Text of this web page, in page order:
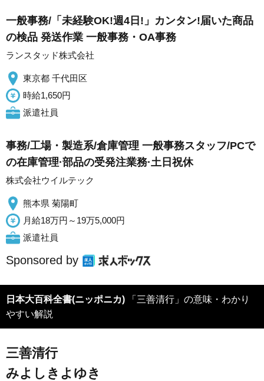
一般事務/「未経験OK!週4日!」カンタン!届いた商品
の検品 発送作業 一般事務・OA事務
ランスタッド株式会社
東京都 千代田区
時給1,650円
派遣社員
事務/工場・製造系/倉庫管理 一般事務スタッフ/PCで
の在庫管理·部品の受発注業務·土日祝休
株式会社ウイルテック
熊本県 菊陽町
月給18万円～19万5,000円
派遣社員
Sponsored by
日本大百科全書(ニッポニカ)
やすい解説
三善清行
みよしきよゆき